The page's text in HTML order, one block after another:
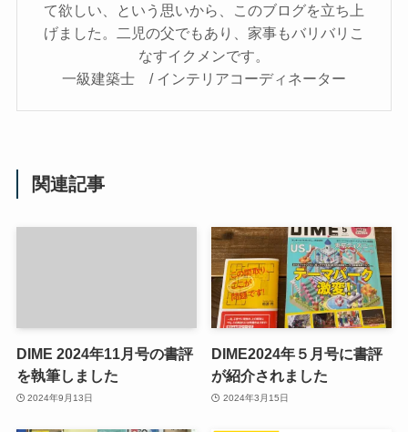
て欲しい、という思いから、このブログを立ち上
げました。二児の父でもあり、家事もバリバリこ
なすイクメンです。
一級建築士 / インテリアコーディネーター
関連記事
DIME 2024年11月号の書評
を執筆しました
2024年9月13日
DIME2024年５月号に書評
が紹介されました
2024年3月15日